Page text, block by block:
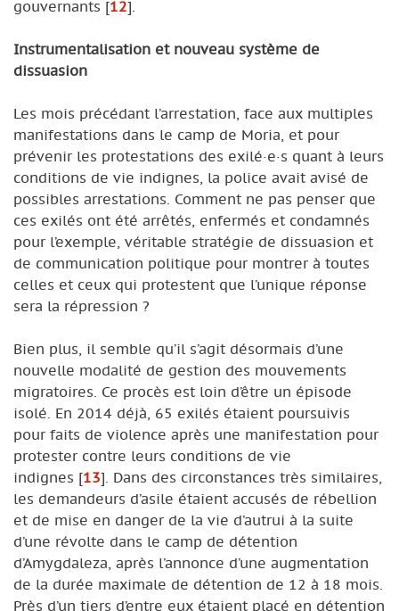
gouvernants [12]
Instrumentalisation et nouveau système de
dissuasion
Les mois précédant l’arrestation, face aux multiples
manifestations dans le camp de Moria, et pour
prévenir les protestations des exilé·e·s quant à leurs
conditions de vie indignes, la police avait avisé de
possibles arrestations. Comment ne pas penser que
ces exilés ont été arrêtés, enfermés et condamnés
pour l’exemple, véritable stratégie de dissuasion et
de communication politique pour montrer à toutes
celles et ceux qui protestent que l’unique réponse
sera la répression ?
Bien plus, il semble qu’il s’agit désormais d’une
nouvelle modalité de gestion des mouvements
migratoires. Ce procès est loin d’être un épisode
isolé. En 2014 déjà, 65 exilés étaient poursuivis
pour faits de violence après une manifestation pour
protester contre leurs conditions de vie
indignes [13] . Dans des circonstances très similaires,
les demandeurs d’asile étaient accusés de rébellion
et de mise en danger de la vie d’autrui à la suite
d’une révolte dans le camp de détention
d’Amygdaleza, après l’annonce d’une augmentation
de la durée maximale de détention de 12 à 18 mois.
Près d’un tiers d’entre eux étaient placé en détention